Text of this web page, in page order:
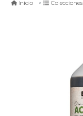
Inicio Colecciones